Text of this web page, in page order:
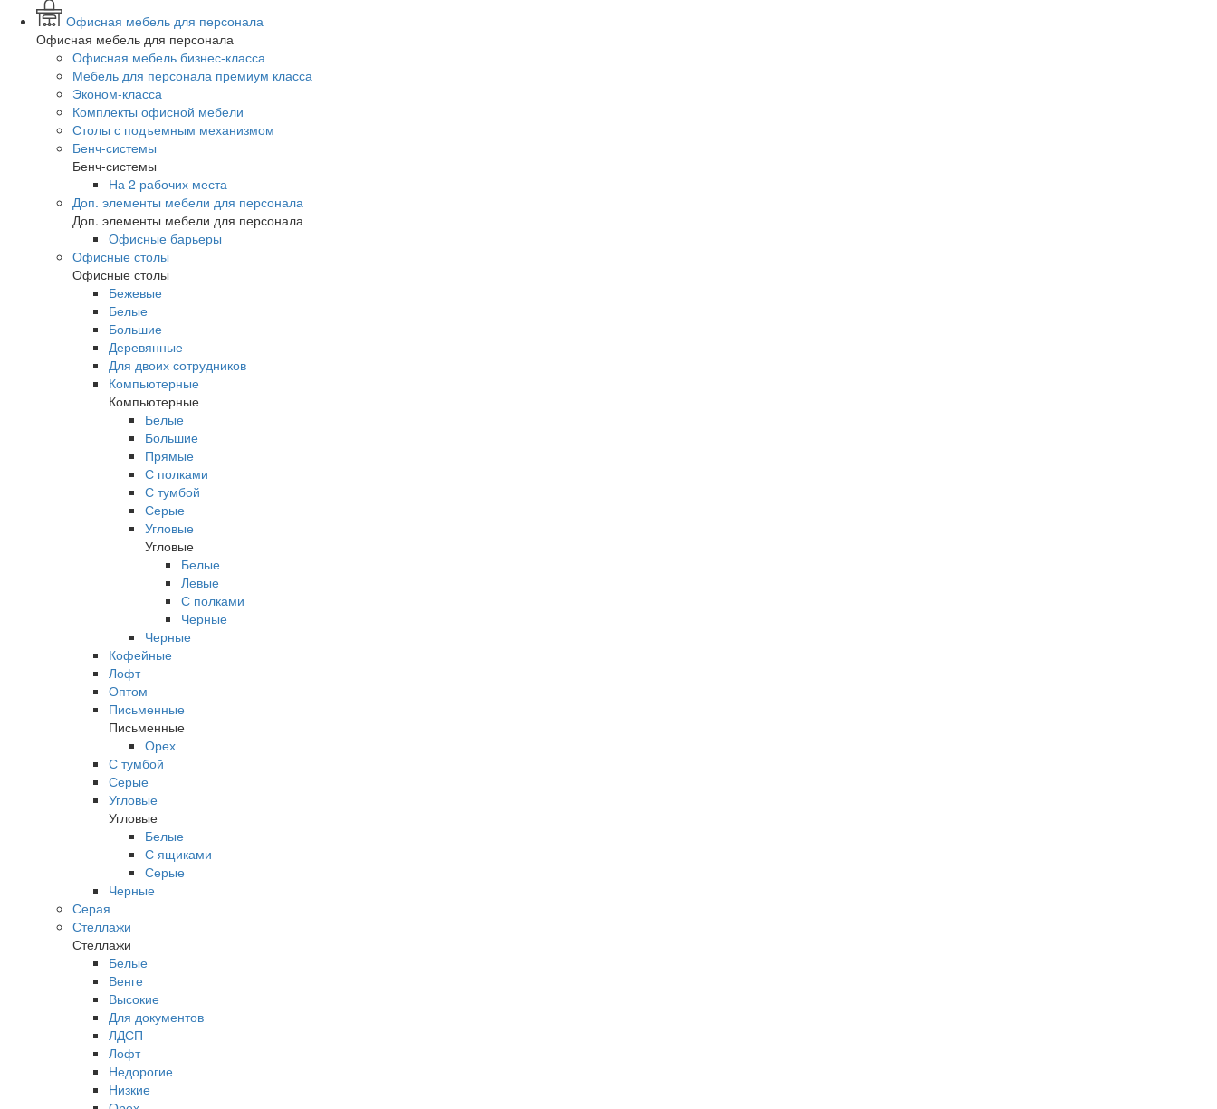
Офисная мебель для персонала
Офисная мебель для персонала
Офисная мебель бизнес-класса
Мебель для персонала премиум класса
Эконом-класса
Комплекты офисной мебели
Столы с подъемным механизмом
Бенч-системы
Бенч-системы
На 2 рабочих места
Доп. элементы мебели для персонала
Доп. элементы мебели для персонала
Офисные барьеры
Офисные столы
Офисные столы
Бежевые
Белые
Большие
Деревянные
Для двоих сотрудников
Компьютерные
Компьютерные
Белые
Большие
Прямые
С полками
С тумбой
Серые
Угловые
Угловые
Белые
Левые
С полками
Черные
Черные
Кофейные
Лофт
Оптом
Письменные
Письменные
Орех
С тумбой
Серые
Угловые
Угловые
Белые
С ящиками
Серые
Черные
Серая
Стеллажи
Стеллажи
Белые
Венге
Высокие
Для документов
ЛДСП
Лофт
Недорогие
Низкие